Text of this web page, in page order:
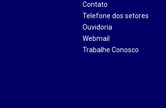
Contato
Telefone dos setores
Ouvidoria
Webmail
Trabalhe Conosco